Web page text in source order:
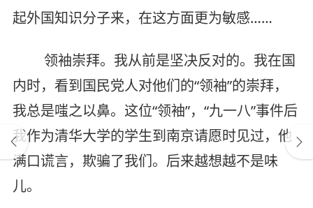
起外国知识分子来，在这方面更为敏感……
领袖崇拜。我从前是坚决反对的。我在国
内时，看到国民党人对他们的“领袖”的崇拜，
我总是嗤之以鼻。这位“领袖”，“九一八”事件后
我作为清华大学的学生到南京请愿时见过，他
满口谎言，欺骗了我们。后来越想越不是味
儿。